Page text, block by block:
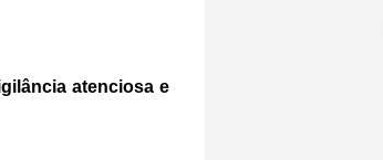
atenciosa e